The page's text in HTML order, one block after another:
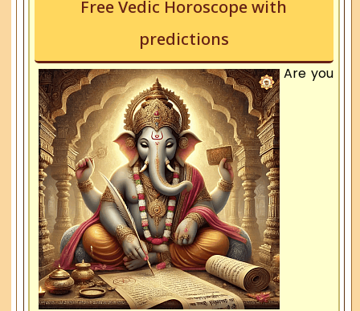
Free Vedic Horoscope with
predictions
Are you